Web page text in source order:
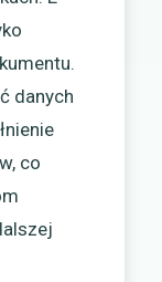
danych
co